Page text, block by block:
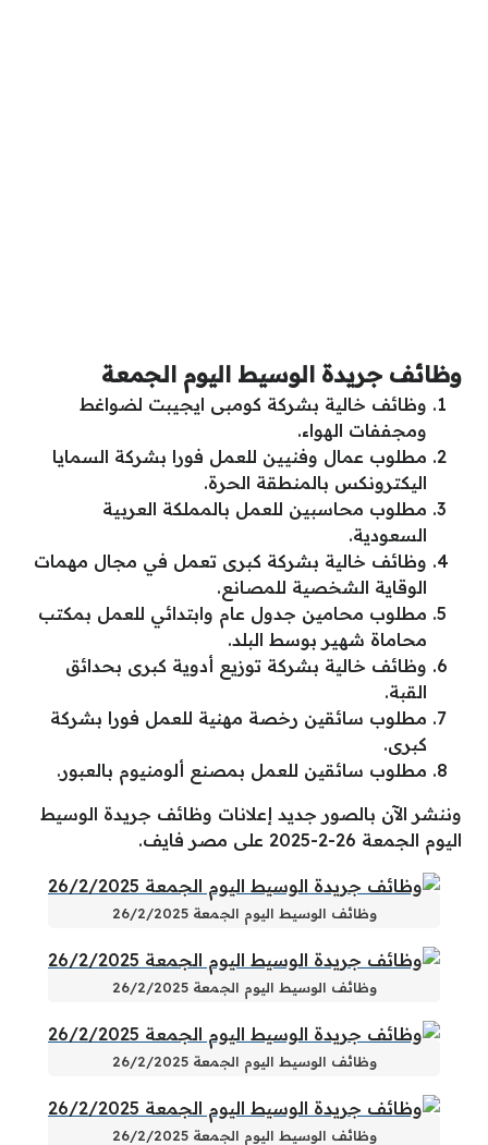
وظائف جريدة الوسيط اليوم الجمعة
وظائف خالية بشركة كومبى ايجيبت لضواغط
ومجففات الهواء.
مطلوب عمال وفنيين للعمل فورا بشركة السمايا
اليكترونكس بالمنطقة الحرة.
مطلوب محاسبين للعمل بالمملكة العربية
السعودية.
وظائف خالية بشركة كبرى تعمل في مجال مهمات
الوقاية الشخصية للمصانع.
مطلوب محامين جدول عام وابتدائي للعمل بمكتب
محاماة شهير بوسط البلد.
وظائف خالية بشركة توزيع أدوية كبرى بحدائق
القبة.
مطلوب سائقين رخصة مهنية للعمل فورا بشركة
كبرى.
مطلوب سائقين للعمل بمصنع ألومنيوم بالعبور.
وننشر الآن بالصور جديد إعلانات وظائف جريدة الوسيط
اليوم الجمعة 26-2-2025 على مصر فايف.
وظائف الوسيط اليوم الجمعة 26/2/2025
وظائف الوسيط اليوم الجمعة 26/2/2025
وظائف الوسيط اليوم الجمعة 26/2/2025
وظائف الوسيط اليوم الجمعة 26/2/2025